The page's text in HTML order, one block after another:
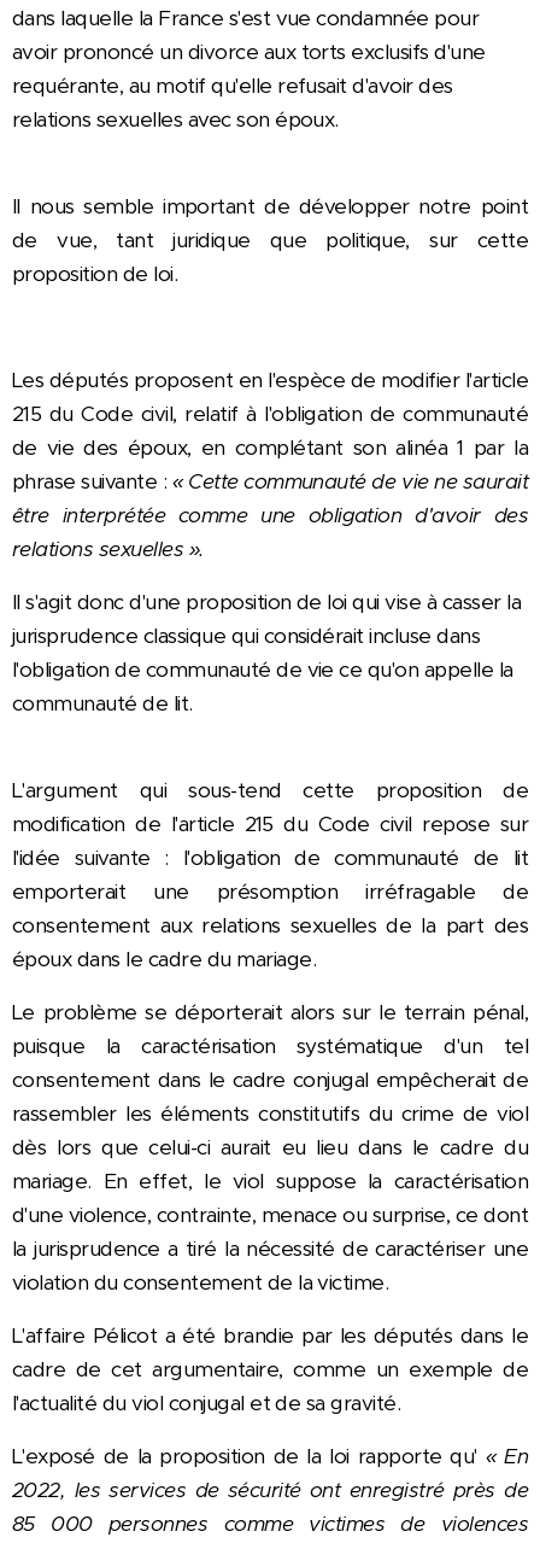
dans laquelle la France s'est vue condamnée pour
avoir prononcé un divorce aux torts exclusifs d'une
requérante, au motif qu'elle refusait d'avoir des
relations sexuelles avec son époux.
Il nous semble important de développer notre point
de vue, tant juridique que politique, sur cette
proposition de loi.
Les députés proposent en l'espèce de modifier l'article
215 du Code civil, relatif à l'obligation de communauté
de vie des époux, en complétant son alinéa 1 par la
phrase suivante : « Cette communauté de vie ne saurait
être interprétée comme une obligation d'avoir des
relations sexuelles ».
Il s'agit donc d'une proposition de loi qui vise à casser la
jurisprudence classique qui considérait incluse dans
l'obligation de communauté de vie ce qu'on appelle la
communauté de lit.
L'argument qui sous-tend cette proposition de
modification de l'article 215 du Code civil repose sur
l'idée suivante : l'obligation de communauté de lit
emporterait une présomption irréfragable de
consentement aux relations sexuelles de la part des
époux dans le cadre du mariage.
Le problème se déporterait alors sur le terrain pénal,
puisque la caractérisation systématique d'un tel
consentement dans le cadre conjugal empêcherait de
rassembler les éléments constitutifs du crime de viol
dès lors que celui-ci aurait eu lieu dans le cadre du
mariage. En effet, le viol suppose la caractérisation
d'une violence, contrainte, menace ou surprise, ce dont
la jurisprudence a tiré la nécessité de caractériser une
violation du consentement de la victime.
L'affaire Pélicot a été brandie par les députés dans le
cadre de cet argumentaire, comme un exemple de
l'actualité du viol conjugal et de sa gravité.
L'exposé de la proposition de la loi rapporte qu' « En
2022, les services de sécurité ont enregistré près de
85 000 personnes comme victimes de violences